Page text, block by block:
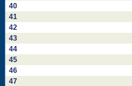
40
41
42
43
44
45
46
47